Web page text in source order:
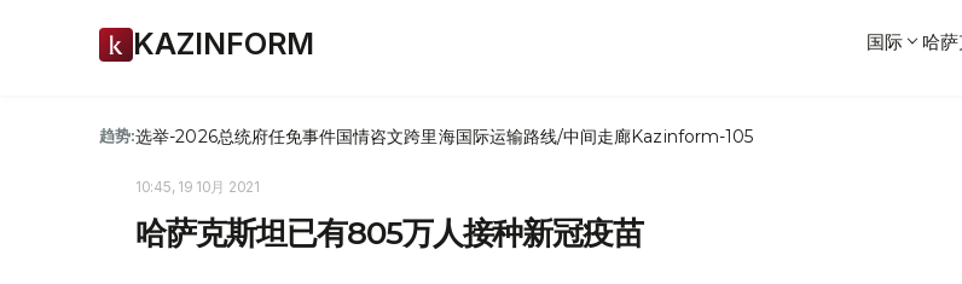
KAZINFORM 国际 哈
趋势:选举-2026总统府任免事件国情咨文跨里海国际运输路线/中间走廊Kazinform-105
10:45, 19 10月 2021
哈萨克斯坦已有805万人接种新冠疫苗